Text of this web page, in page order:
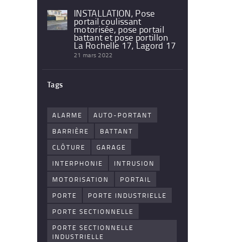
INSTALLATION, Pose
portail coulissant
motorisée, pose portail
battant et pose portillon
La Rochelle 17, Lagord 17
21 mars 2022
Tags
ALARME
AUTO-PORTANT
BARRIÈRE
BATTANT
CLÔTURE
GARAGE
INTERPHONIE
INTRUSION
MOTORISATION
PORTAIL
PORTE
PORTE INDUSTRIELLE
PORTE SECTIONNELLE
PORTE SECTIONNELLE
INDUSTRIELLE